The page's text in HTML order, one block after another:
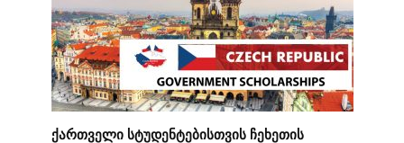
ქართველი სტუდენტებისთვის ჩეხეთის